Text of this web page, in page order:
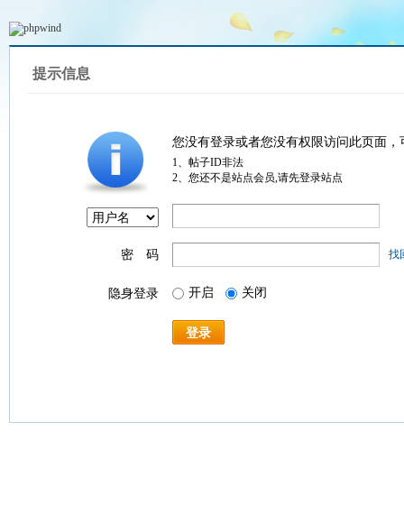
提示信息
您没有登录或者您没有权限访问此页面
1、帖子ID非法
2、您还不是站点会员,请先登录站点
密 码 找
隐身登录 开启 关闭
登录